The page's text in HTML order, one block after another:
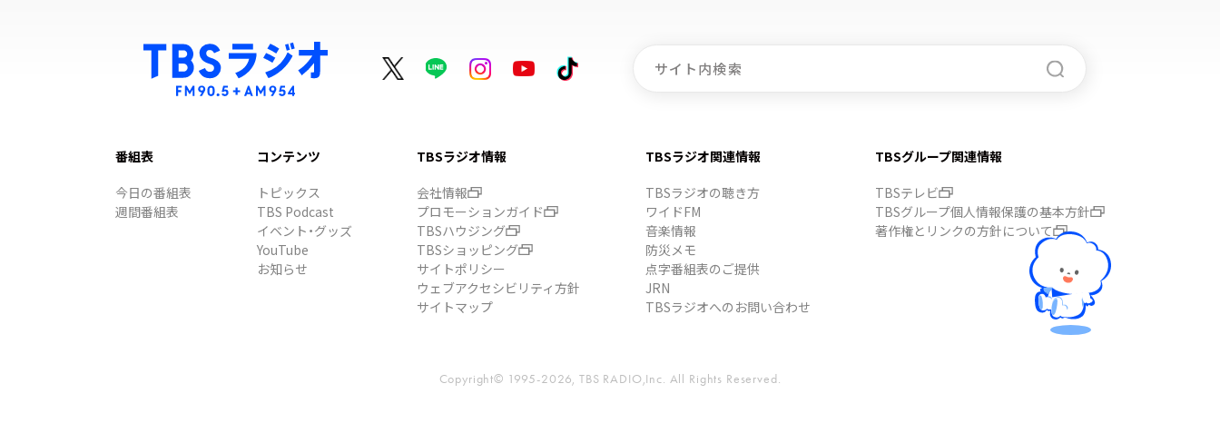
番組表
今日の番組表
週間番組表
コンテンツ
トピックス
TBS Podcast
イベント・グッズ
YouTube
お知らせ
TBSラジオ情報
会社情報
プロモーションガイド
TBSハウジング
TBSショッピング
サイトポリシー
ウェブアクセシビリティ方針
サイトマップ
TBSラジオ関連情報
TBSラジオの聴き方
ワイドFM
音楽情報
防災メモ
点字番組表のご提供
JRN
TBSラジオへのお問い合わせ
TBSグループ関連情報
TBSテレビ
TBSグループ個人情報保護の基本方針
著作権とリンクの方針について
Copyright© 1995-2026, TBS RADIO,Inc. All Rights Reserved.